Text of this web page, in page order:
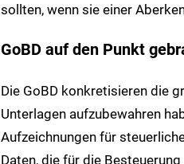
sollten, wenn sie einer
GoBD auf den Punkt
Die GoBD konkretisieren die
Unterlagen aufzubewahren
Aufzeichnungen für
Daten, die für die